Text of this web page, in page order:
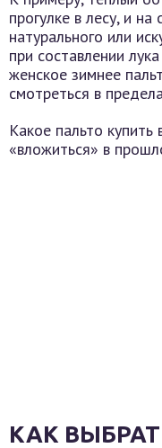
прогулке в лесу, и
натурального или
при составлении
женское зимнее
смотреться в
Какое пальто
«вложиться» в
КАК